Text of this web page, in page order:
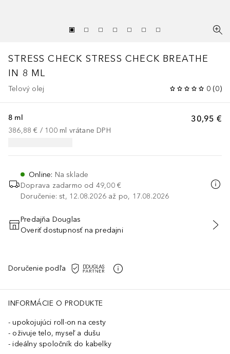
STRESS CHECK STRESS CHECK BREATHE
IN 8 ML
Telový olej 0 (0)
30,95 €
8 ml
386,88 € / 100 ml vrátane DPH
Online: Na sklade
Doprava zadarmo od 49,00 €
Doručenie: st, 12.08.2026 až po, 17.08.2026
PRIDAŤ DO KOŠÍKA
Predajňa Douglas
Overiť dostupnosť na predajni
Doručenie podľa
INFORMÁCIE O PRODUKTE
upokojujúci roll-on na cesty
oživuje telo, myseľ a dušu
ideálny spoločník do kabelky